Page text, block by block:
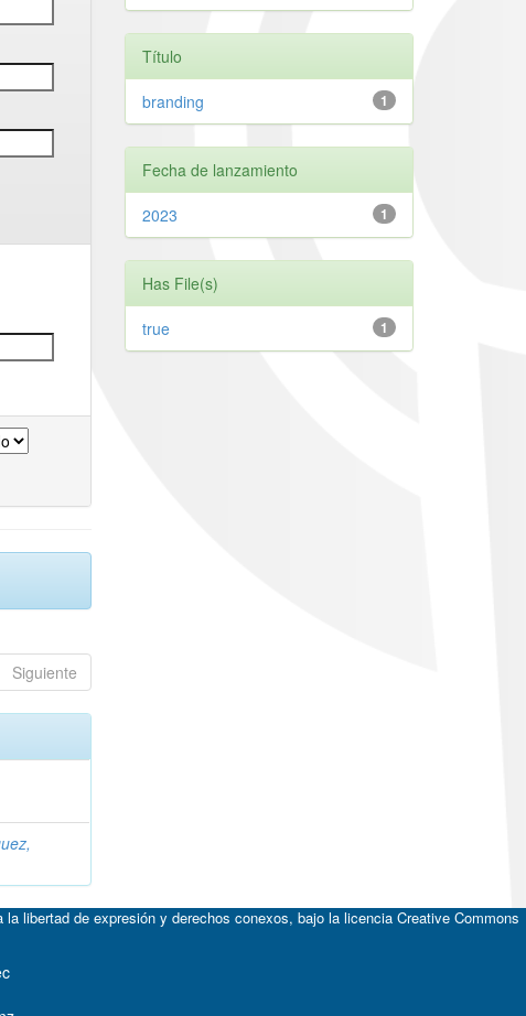
Siguiente
Título
1
branding
Fecha de lanzamiento
1
2023
Has File(s)
1
true
libertad de expresión y derechos conexos, bajo la licencia Creative Commons